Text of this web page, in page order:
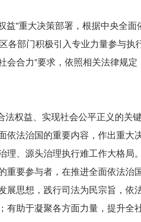
”重大决策部署，根据中央全面
各部门积极引入专业力量参与执
合力”要求，依照相关法律规定
权益、实现社会公平正义的关
依法治国的重要内容，作出重大
、源头治理执行难工作大格局。
要参与者，在推进全面依法治
展思想，践行司法为民宗旨，依
有助于凝聚各方面力量，提升全